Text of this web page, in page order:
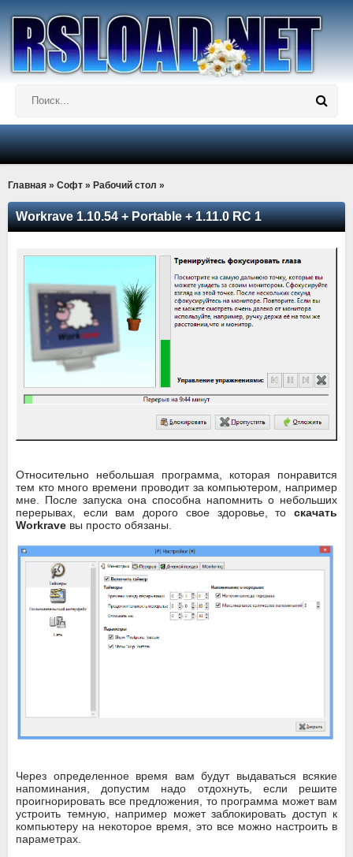
Главная » Софт » Рабочий стол »
Workrave 1.10.54 + Portable + 1.11.0 RC 1
Относительно небольшая программа, которая понравится
тем кто много времени проводит за компьютером, например
мне. После запуска она способна напомнить о небольших
перерывах, если вам дорого свое здоровье, то скачать
Workrave вы просто обязаны.
Через определенное время вам будут выдаваться всякие
напоминания, допустим надо отдохнуть, если решите
проигнорировать все предложения, то программа может вам
устроить темную, например может заблокировать доступ к
компьютеру на некоторое время, это все можно настроить в
параметрах.